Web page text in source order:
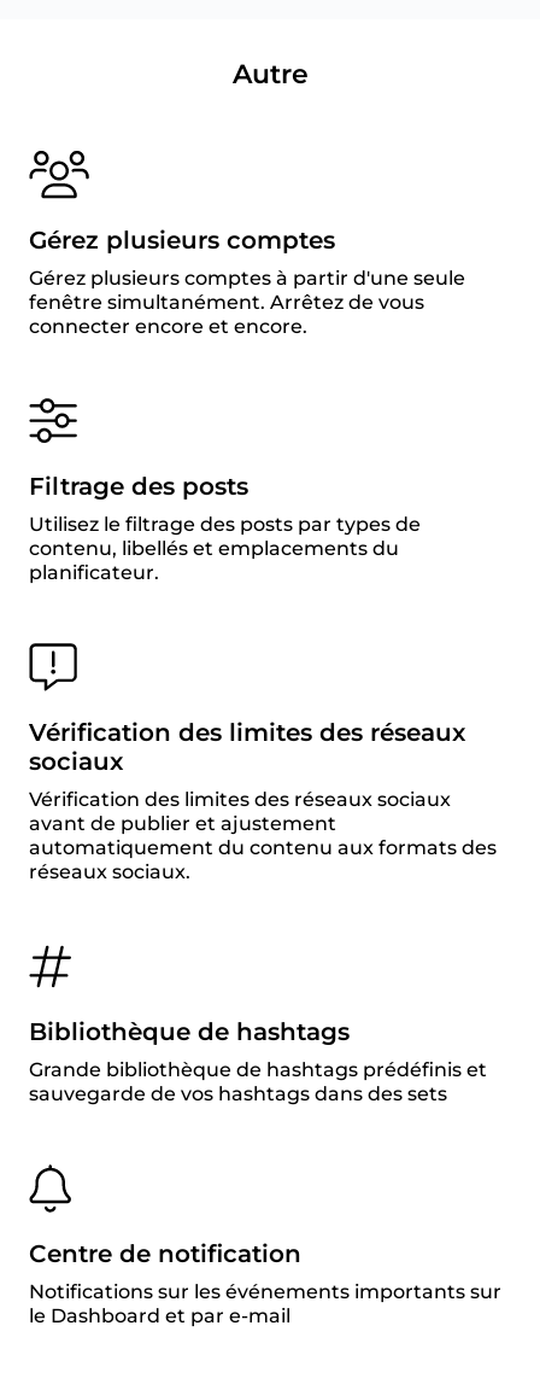
Autre
Gérez plusieurs comptes
Gérez plusieurs comptes à partir d'une seule
fenêtre simultanément. Arrêtez de vous
connecter encore et encore.
Filtrage des posts
Utilisez le filtrage des posts par types de
contenu, libellés et emplacements du
planificateur.
Vérification des limites des réseaux
sociaux
Vérification des limites des réseaux sociaux
avant de publier et ajustement
automatiquement du contenu aux formats des
réseaux sociaux.
Bibliothèque de hashtags
Grande bibliothèque de hashtags prédéfinis et
sauvegarde de vos hashtags dans des sets
Centre de notification
Notifications sur les événements importants sur
le Dashboard et par e-mail